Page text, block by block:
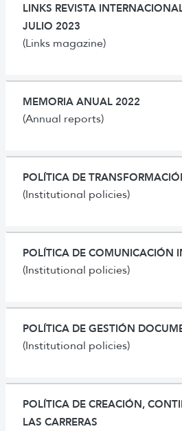
LINKS REVISTA
JULIO 2023
(Links magazine)
MEMORIA ANUAL 2022
(Annual reports)
POLÍTICA DE
(Institutional policies)
POLÍTICA DE COMUNICACIÓN
(Institutional policies)
POLÍTICA DE GESTIÓN
(Institutional policies)
POLÍTICA DE CREACIÓN,
LAS CARRERAS